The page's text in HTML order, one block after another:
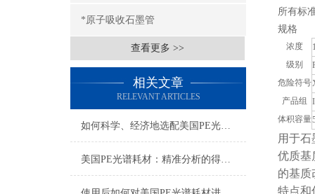
*原子吸收石墨管
查看更多 >>
相关文章
RELEVANT ARTICLES
如何科学、经济地选配美国PE光谱耗材？
美国PE光谱耗材：精准分析的得力助手
所有标
规格
浓度
级别
危险符号
产品组
体积容量
用于
优质基
的基质
特点和